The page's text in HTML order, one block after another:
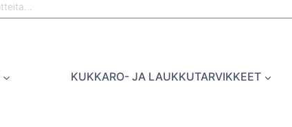
KUKKARO- JA LAUKKUTARVIKKEET